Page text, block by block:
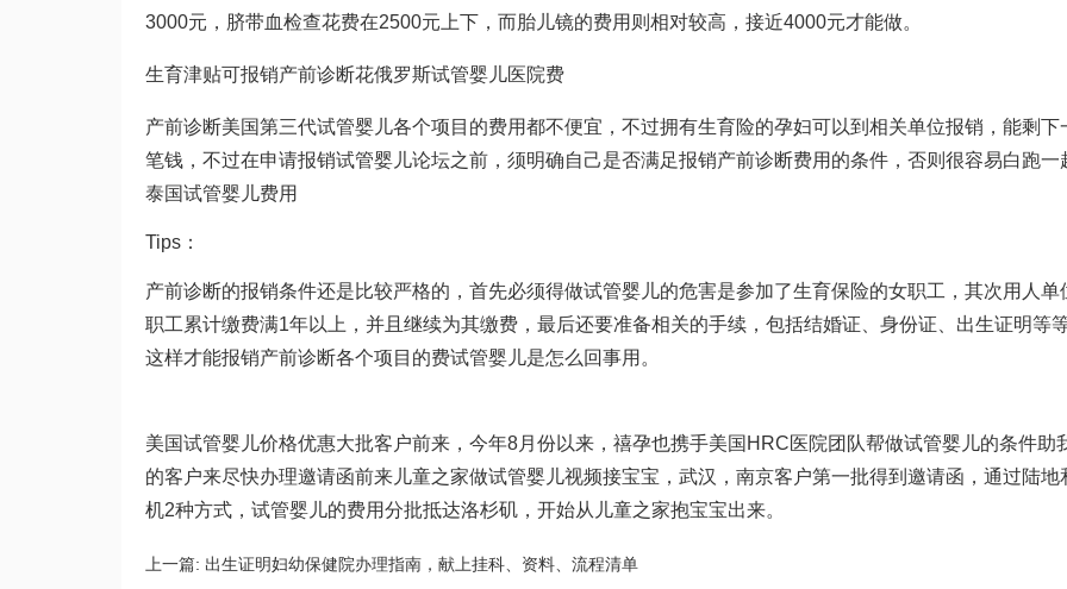
3000元，脐带血检查花费在2500元上下，而胎儿镜的费用则相对较高，接近4000元才能做。
生育津贴可报销产前诊断花俄罗斯试管婴儿医院费
产前诊断美国第三代试管婴儿各个项目的费用都不便宜，不过拥有生育险的孕妇可以到相关单位报销，能剩下
笔钱，不过在申请报销试管婴儿论坛之前，须明确自己是否满足报销产前诊断费用的条件，否则很容易白跑一
泰国试管婴儿费用
Tips：
产前诊断的报销条件还是比较严格的，首先必须得做试管婴儿的危害是参加了生育保险的女职工，其次用人单
职工累计缴费满1年以上，并且继续为其缴费，最后还要准备相关的手续，包括结婚证、身份证、出生证明等等
这样才能报销产前诊断各个项目的费试管婴儿是怎么回事用。
美国试管婴儿价格优惠大批客户前来，今年8月份以来，禧孕也携手美国HRC医院团队帮做试管婴儿的条件助
的客户来尽快办理邀请函前来儿童之家做试管婴儿视频接宝宝，武汉，南京客户第一批得到邀请函，通过陆地
机2种方式， 试管婴儿的费用分批抵达洛杉矶，开始从儿童之家抱宝宝出来。
上一篇: 出生证明妇幼保健院办理指南，献上挂科、资料、流程清单